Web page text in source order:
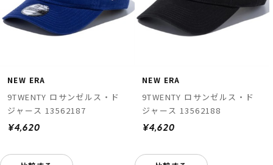
NEW ERA
9TWENTY ロサンゼルス・ド
ジャース 13562187
¥4,620
NEW ERA
9TWENTY ロサンゼルス・ド
ジャース 13562188
¥4,620